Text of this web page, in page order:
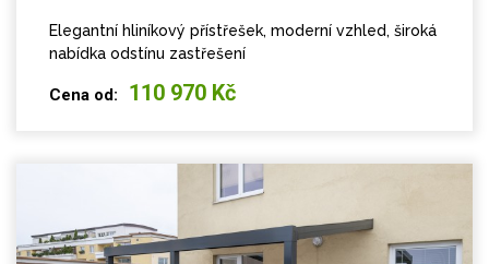
Elegantní hliníkový přístřešek, moderní vzhled, široká
nabídka odstínu zastřešení
Cena od: 110 970 Kč